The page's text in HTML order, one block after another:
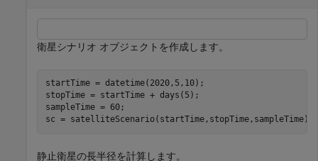
衛星シナリオ オブジェクトを作成します。
startTime = datetime(2020,5,10);
stopTime = startTime + days(5);
sampleTime = 60;
sc = satelliteScenario(startTime,stopTime,sampleTime);
静止衛星の長半径を計算します。